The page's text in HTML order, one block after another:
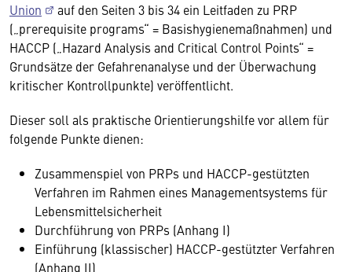
Union
auf den Seiten 3 bis 34 ein Leitfaden zu PRP
(„prerequisite programs“ = Basishygienemaßnahmen) und
HACCP („Hazard Analysis and Critical Control Points“ =
Grundsätze der Gefahrenanalyse und der Überwachung
kritischer Kontrollpunkte) veröffentlicht.
Dieser soll als praktische Orientierungshilfe vor allem für
folgende Punkte dienen:
Zusammenspiel von PRPs und HACCP-gestützten
Verfahren im Rahmen eines Managementsystems für
Lebensmittelsicherheit
Durchführung von PRPs (Anhang I)
Einführung (klassischer) HACCP-gestützter Verfahren
(Anhang II)